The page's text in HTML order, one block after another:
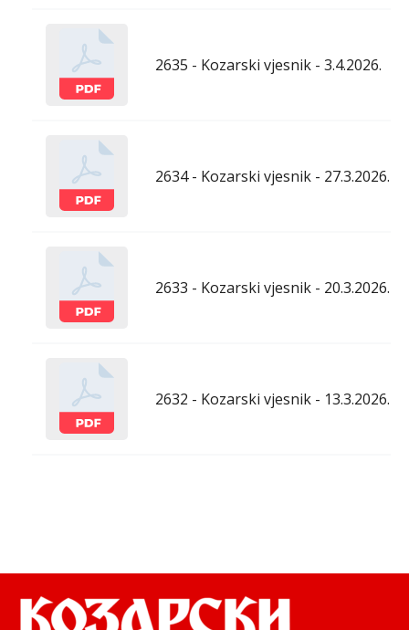
2635 - Kozarski vjesnik - 3.4.2026.
2634 - Kozarski vjesnik - 27.3.2026.
2633 - Kozarski vjesnik - 20.3.2026.
2632 - Kozarski vjesnik - 13.3.2026.